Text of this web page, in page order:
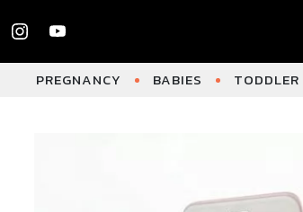
PREGNANCY BABIES